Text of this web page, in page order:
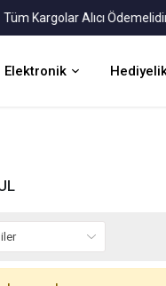
Kargolar Alıcı Ödemelidir!
Elektronik